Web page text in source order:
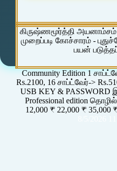
கிருஷ்ணமூர்த்தி அயனாம்சம்
முறைப்படி கோச்சாரம் -
பயன்
Community Edition 1
Rs.2100, 16 சாப்ட்வேர்->
USB KEY & PASSWORD
Professional edition
12,000 ₹ 22,000 ₹